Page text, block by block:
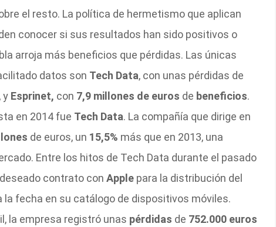
el resto. La política de hermetismo que aplican
conocer si sus resultados han sido positivos o
arroja más beneficios que pérdidas. Las únicas
datos son Tech Data, con unas pérdidas de
y Esprinet, con 7,9 millones de euros de beneficios.
en 2014 fue Tech Data. La compañía que dirige en
de euros, un 15,5% más que en 2013, una
Entre los hitos de Tech Data durante el pasado
contrato con Apple para la distribución del
fecha en su catálogo de dispositivos móviles.
la empresa registró unas pérdidas de 752.000 euros